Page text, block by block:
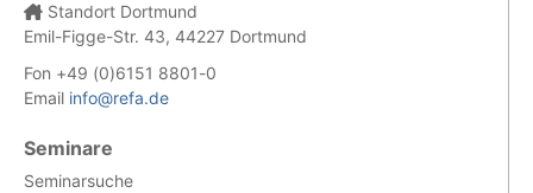
Standort Dortmund
Emil-Figge-Str. 43, 44227 Dortmund
Fon +49 (0)6151 8801-0
Email info@refa.de
Seminare
Seminarsuche